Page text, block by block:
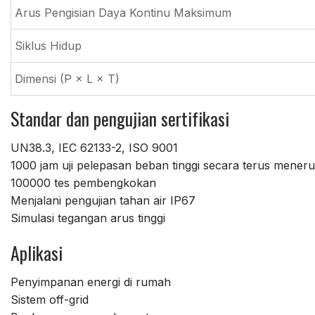
Arus Pengisian Daya Kontinu Maksimum
Siklus Hidup
Dimensi (P × L × T)
Standar dan pengujian sertifikasi
UN38.3, IEC 62133-2, ISO 9001
1000 jam uji pelepasan beban tinggi secara terus
100000 tes pembengkokan
Menjalani pengujian tahan air IP67
Simulasi tegangan arus tinggi
Aplikasi
Penyimpanan energi di rumah
Sistem off-grid